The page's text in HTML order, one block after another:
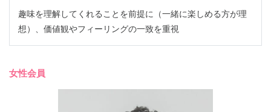
趣味を理解してくれることを前提に（一緒に楽しめる方が理
想）、価値観やフィーリングの一致を重視
女性会員